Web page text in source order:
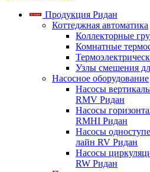
Продукция Ридан
Коттеджная автоматика
Коллекторные
Комнатные
Узлы смешения
Насосное оборудование
Насосы
RMV Ридан
Насосы
RMHI Ридан
Насосы
лайн RV Ридан
Насосы
RW Ридан